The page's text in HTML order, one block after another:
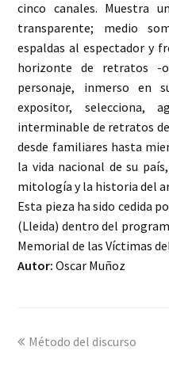
cinco canales. Muestra
transparente; medio
espaldas al espectador y
horizonte de retratos -
personaje, inmerso en
expositor, selecciona,
interminable de retratos
desde familiares hasta
la vida nacional de su
mitología y la historia del
Esta pieza ha sido cedida
(Lleida) dentro del
Memorial de las Víctimas
Autor: Oscar Muñoz
previous
Método del discurso